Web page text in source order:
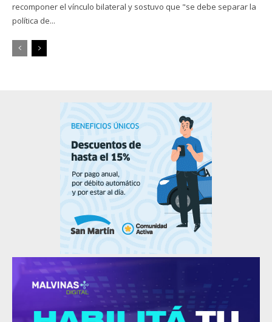
recomponer el vínculo bilateral y sostuvo que "se debe separar la
política de...